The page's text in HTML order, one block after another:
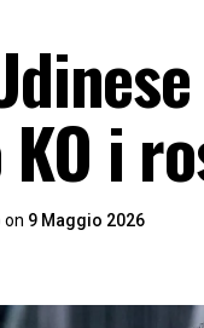
i
on 9 Maggio 2026